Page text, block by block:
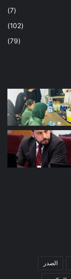
(7)
(102)
(79)
الصدر